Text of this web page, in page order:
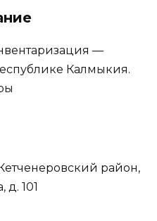
—
Калмыкия.
район,
д. 101